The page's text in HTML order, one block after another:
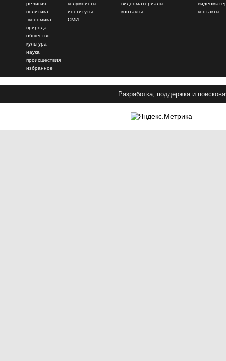
религия
политика
экономика
природа
общество
культура
наука
происшествия
избранное
колумнисты
институты
СМИ
видеоматериалы
контакты
контакты
Разработка, поддержка и